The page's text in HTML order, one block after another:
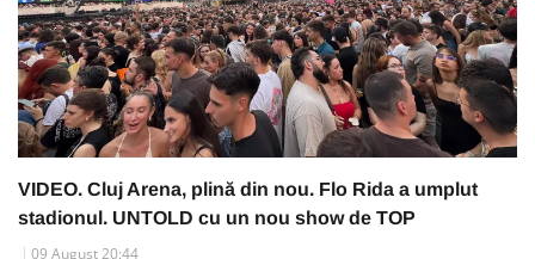
VIDEO. Cluj Arena, plină din nou. Flo Rida a umplut
stadionul. UNTOLD cu un nou show de TOP
09 August 20:44